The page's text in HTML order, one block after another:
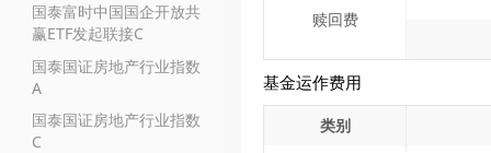
国泰富时中国国企开放共
赢ETF发起联接C
国泰国证房地产行业指数
A
国泰国证房地产行业指数
C
赎回费
基金运作费用
类别